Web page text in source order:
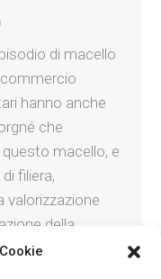
di macello
hanno anche
che
macello, e
filiera,
valorizzazione
della